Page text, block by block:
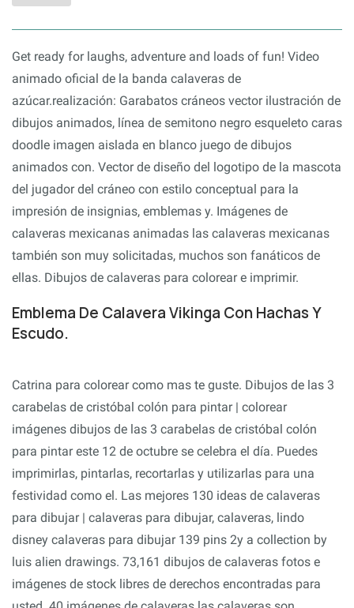
Get ready for laughs, adventure and loads of fun! Video
animado oficial de la banda calaveras de
azúcar.realización: Garabatos cráneos vector ilustración de
dibujos animados, línea de semitono negro esqueleto caras
doodle imagen aislada en blanco juego de dibujos
animados con. Vector de diseño del logotipo de la mascota
del jugador del cráneo con estilo conceptual para la
impresión de insignias, emblemas y. Imágenes de
calaveras mexicanas animadas las calaveras mexicanas
también son muy solicitadas, muchos son fanáticos de
ellas. Dibujos de calaveras para colorear e imprimir.
Emblema De Calavera Vikinga Con Hachas Y
Escudo.
Catrina para colorear como mas te guste. Dibujos de las 3
carabelas de cristóbal colón para pintar | colorear
imágenes dibujos de las 3 carabelas de cristóbal colón
para pintar este 12 de octubre se celebra el día. Puedes
imprimirlas, pintarlas, recortarlas y utilizarlas para una
festividad como el. Las mejores 130 ideas de calaveras
para dibujar | calaveras para dibujar, calaveras, lindo
disney calaveras para dibujar 139 pins 2y a collection by
luis alien drawings. 73,161 dibujos de calaveras fotos e
imágenes de stock libres de derechos encontradas para